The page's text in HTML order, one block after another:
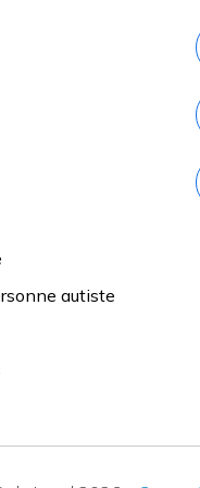
autiste